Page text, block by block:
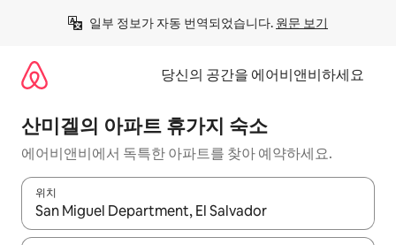
일부 정보가 자동 번역되었습니다. 원문 보기
당신의 공간을 에어비앤비하세요
산미겔의 아파트 휴가지 숙소
에어비앤비에서 독특한 아파트를 찾아 예약하세요.
위치
결과가 나오면 위·아래 화살표 키를 사용하거나 터치 또는 스와이